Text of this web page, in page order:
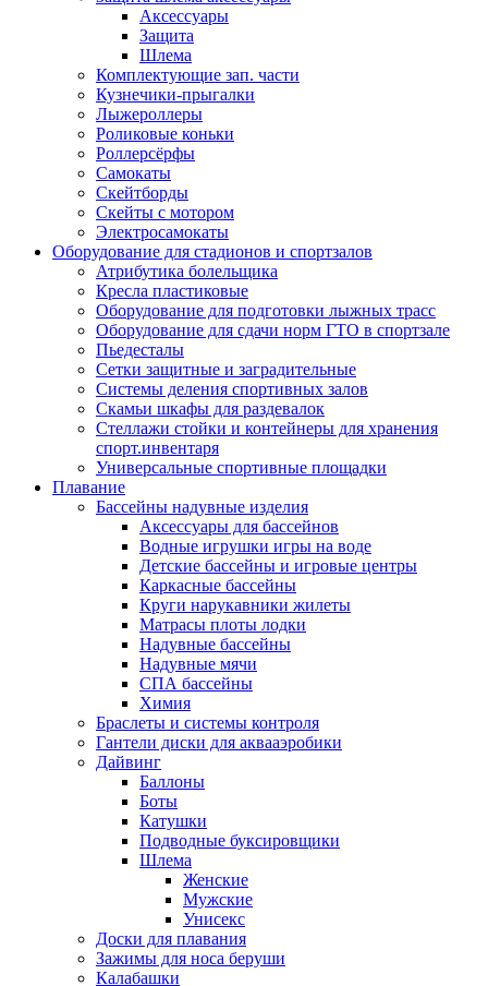
Аксессуары
Защита
Шлема
Комплектующие зап. части
Кузнечики-прыгалки
Лыжероллеры
Роликовые коньки
Роллерсёрфы
Самокаты
Скейтборды
Скейты с мотором
Электросамокаты
Оборудование для стадионов и спортзалов
Атрибутика болельщика
Кресла пластиковые
Оборудование для подготовки лыжных трасс
Оборудование для сдачи норм ГТО в спортзале
Пьедесталы
Сетки защитные и заградительные
Системы деления спортивных залов
Скамьи шкафы для раздевалок
Стеллажи стойки и контейнеры для хранения
спорт.инвентаря
Универсальные спортивные площадки
Плавание
Бассейны надувные изделия
Аксессуары для бассейнов
Водные игрушки игры на воде
Детские бассейны и игровые центры
Каркасные бассейны
Круги нарукавники жилеты
Матрасы плоты лодки
Надувные бассейны
Надувные мячи
СПА бассейны
Химия
Браслеты и системы контроля
Гантели диски для аквааэробики
Дайвинг
Баллоны
Боты
Катушки
Подводные буксировщики
Шлема
Женские
Мужские
Унисекс
Доски для плавания
Зажимы для носа беруши
Калабашки